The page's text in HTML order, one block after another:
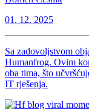
01. 12. 2025
Sa zadovoljstvom
Humanfrog. Ovim
oba tima, što
IT rješenja.